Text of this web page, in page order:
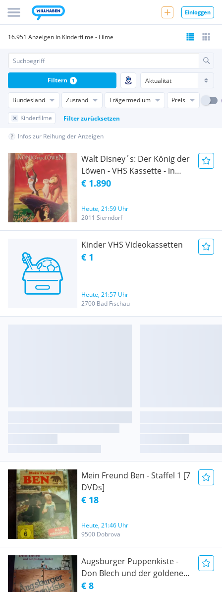
Einloggen
16.951 Anzeigen in Kinderfilme - Filme
Bundesland Zustand Trägermedium Preis
Kinderfilme Filter zurücksetzen
Filtern 1
Infos zur Reihung der Anzeigen
Walt Disney´s: Der König der
Löwen - VHS Kassette - in
OVP
€ 1.890
Heute, 21:59 Uhr
2011 Sierndorf
Kinder VHS Videokassetten
€ 1
Heute, 21:57 Uhr
2700 Bad Fischau
Mein Freund Ben - Staffel 1 [7
DVDs]
€ 18
Heute, 21:46 Uhr
9500 Dobrova
Augsburger Puppenkiste -
Don Blech und der goldene
Junker
€ 8